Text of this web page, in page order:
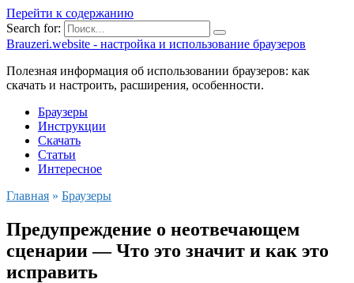
Перейти к содержанию
Search for:
Brauzeri.website - настройка и использование браузеров
Полезная информация об использовании браузеров: как
скачать и настроить, расширения, особенности.
Браузеры
Инструкции
Скачать
Статьи
Интересное
Главная » Браузеры
Предупреждение о неотвечающем
сценарии — Что это значит и как это
исправить